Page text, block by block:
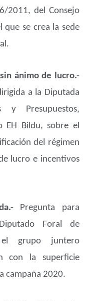
2011, del Consejo
se crea la sede
ánimo de lucro.-
a la Diputada
y Presupuestos,
EH Bildu, sobre el
del régimen
lucro e incentivos
Pregunta para
Foral de
el grupo juntero
con la superficie
campaña 2020.